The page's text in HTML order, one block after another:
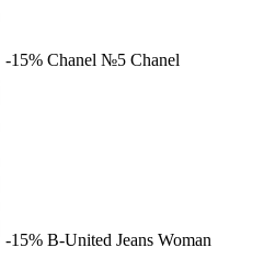
-15% Chanel №5 Chanel
-15% B-United Jeans Woman